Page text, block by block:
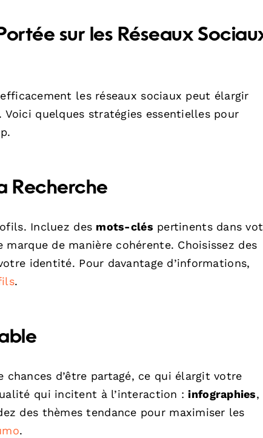
sur les Réseaux
les réseaux sociaux peut élargir
quelques stratégies essentielles pour
Recherche
Incluez des mots-clés pertinents dans
de manière cohérente. Choisissez des
identité. Pour davantage d’informations,
.
d’être partagé, ce qui élargit votre
qui incitent à l’interaction :infographies,
des thèmes tendance pour maximiser les
.